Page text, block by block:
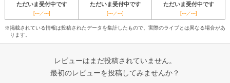
ただいま受付中です ただいま受付中です ただいま受付中です
[---／---] [---／---] [---／---]
※掲載されている情報は投稿されたデータを集計したもので、実際のライブとは異なる場合があ
ります。
レビューはまだ投稿されていません。
最初のレビューを投稿してみませんか？